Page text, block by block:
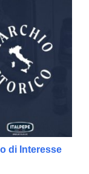
di Interesse